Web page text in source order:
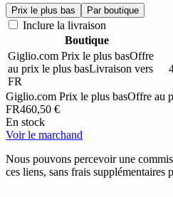
Prix le plus bas Par boutique
Inclure la livraison
Boutique
Giglio.com Prix le plus basOffre
au prix le plus basLivraison vers
FR
Giglio.com Prix le plus basOffre au
FR460,50 €
En stock
Voir le marchand
Nous pouvons percevoir une
ces liens, sans frais supplémentaires